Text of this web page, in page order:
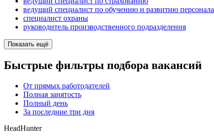
ведущий специалист по обучению и развитию персонала
специалист охраны
руководитель производственного подразделения
Показать ещё
Быстрые фильтры подбора вакансий
От прямых работодателей
Полная занятость
Полный день
За последние три дня
HeadHunter